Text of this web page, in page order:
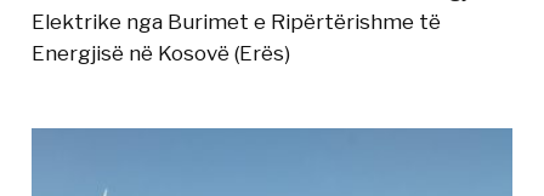
Elektrike nga Burimet e Ripërtërishme të
Energjisë në Kosovë (Erës)